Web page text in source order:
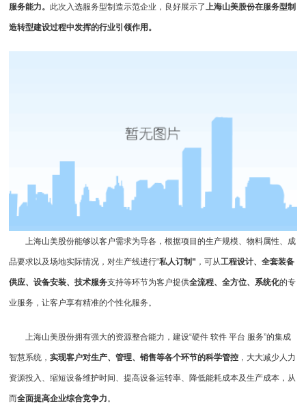
服务能力。 此次入选服务型制造示范企业，良好展示了上海山美股份在服务型制
造转型建设过程中发挥的行业引领作用。
上海山美股份能够以客户需求为导各，根据项目的生产规模、物料属性、成
品要求以及场地实际情况，对生产线进行“私人订制” ，可从工程设计、全套装备
供应、设备安装、技术服务支持等环节为客户提供全流程、全方位、系统化的专
业服务，让客户享有精准的个性化服务。
上海山美股份拥有强大的资源整合能力，建设“硬件 软件 平台 服务”的集成
智慧系统，实现客户对生产、管理、销售等各个环节的科学管控 ，大大减少人力
资源投入、缩短设备维护时间、提高设备运转率、降低能耗成本及生产成本，从
而全面提高企业综合竞争力 。